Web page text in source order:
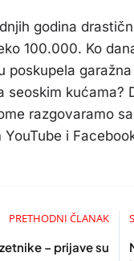
godina
100.000. Ko
poskupela
seoskim kućama?
razgovaramo
i
PRETHODNI ČLANAK
– prijave su